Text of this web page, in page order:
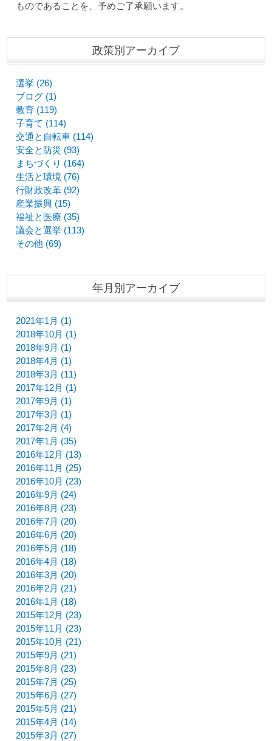
ものであることを、予めご了承願います。
政策別アーカイブ
選挙 (26)
ブログ (1)
教育 (119)
子育て (114)
交通と自転車 (114)
安全と防災 (93)
まちづくり (164)
生活と環境 (76)
行財政改革 (92)
産業振興 (15)
福祉と医療 (35)
議会と選挙 (113)
その他 (69)
年月別アーカイブ
2021年1月 (1)
2018年10月 (1)
2018年9月 (1)
2018年4月 (1)
2018年3月 (11)
2017年12月 (1)
2017年9月 (1)
2017年3月 (1)
2017年2月 (4)
2017年1月 (35)
2016年12月 (13)
2016年11月 (25)
2016年10月 (23)
2016年9月 (24)
2016年8月 (23)
2016年7月 (20)
2016年6月 (20)
2016年5月 (18)
2016年4月 (18)
2016年3月 (20)
2016年2月 (21)
2016年1月 (18)
2015年12月 (23)
2015年11月 (23)
2015年10月 (21)
2015年9月 (21)
2015年8月 (23)
2015年7月 (25)
2015年6月 (27)
2015年5月 (21)
2015年4月 (14)
2015年3月 (27)